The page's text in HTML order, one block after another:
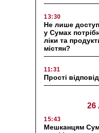
13:30
Не лише
у Сумах
ліки та
містян?
11:31
Прості
26
15:43
Мешканцям